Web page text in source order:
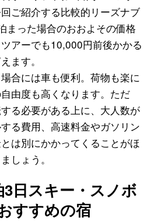
ご紹介する比較的リーズナブ
まった場合のおおよその価格
アーでも10,000円前後かかる
ます。
合には車も便利。荷物も楽に
由度も高くなります。ただ
る必要がある上に、大人数が
る費用、高速料金やガソリン
は別にかかってくることがほ
しょう。
3日スキー・スノボ
すすめの宿